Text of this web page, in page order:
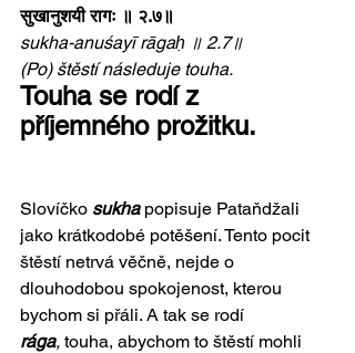
सुखानुशयी रागः ॥ २.७॥
sukha-anuśayī rāgaḥ ॥ 2.7॥
(Po) štěstí následuje touha.
Touha se rodí z
příjemného prožitku.
Slovíčko sukha popisuje Pataňdžali
jako krátkodobé potěšení. Tento pocit
štěstí netrvá věčně, nejde o
dlouhodobou spokojenost, kterou
bychom si přáli. A tak se rodí
rága, touha, abychom to štěstí mohli